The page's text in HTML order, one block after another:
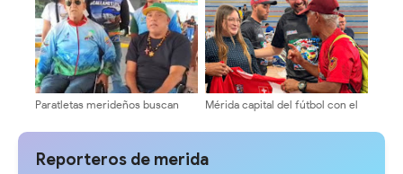
Paratletas merideños buscan
Caracas
Mérida capital del fútbol con el
2026
Reporteros de merida